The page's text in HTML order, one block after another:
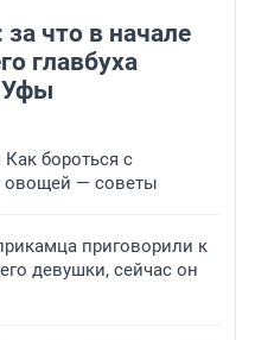
что в начале
главбуха
Уфы
бороться с
овощей — советы
приговорили к
девушки, сейчас он